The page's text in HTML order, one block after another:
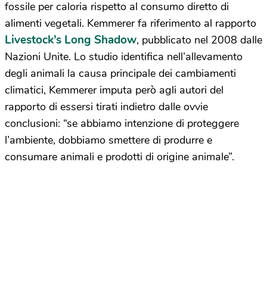
fossile per caloria rispetto al consumo diretto di
alimenti vegetali. Kemmerer fa riferimento al rapporto
Livestock’s Long Shadow, pubblicato nel 2008 dalle
Nazioni Unite. Lo studio identifica nell’allevamento
degli animali la causa principale dei cambiamenti
climatici, Kemmerer imputa però agli autori del
rapporto di essersi tirati indietro dalle ovvie
conclusioni: “se abbiamo intenzione di proteggere
l’ambiente, dobbiamo smettere di produrre e
consumare animali e prodotti di origine animale”.